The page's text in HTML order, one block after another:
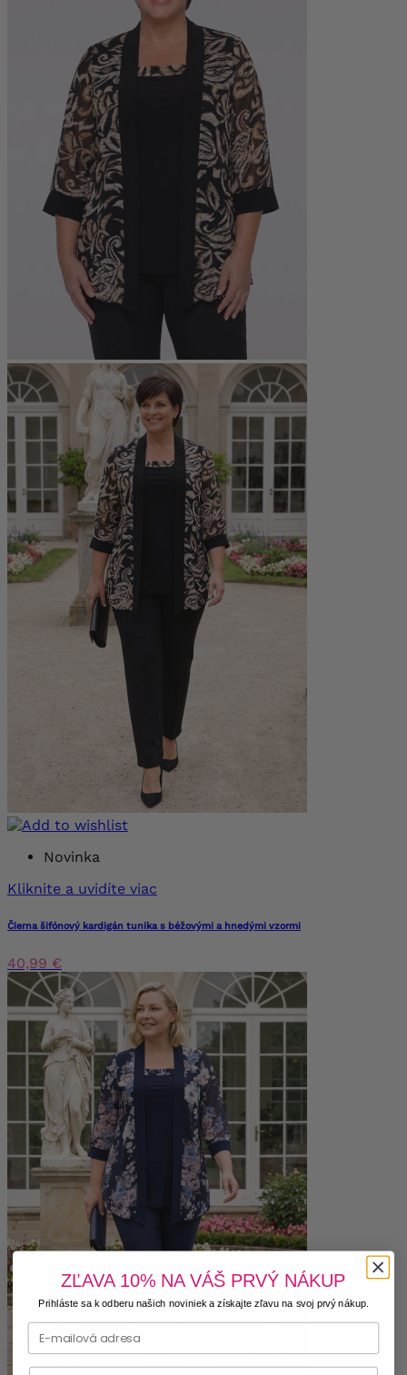
Novinka
Kliknite a uvidíte viac
Čierna šifónový kardigán tunika s béžovými a hnedými vzormi
40,99 €
ZĽAVA 10% NA VÁŠ PRVÝ NÁKUP
Prihláste sa k odberu našich noviniek a získajte zľavu na svoj prvý nákup.